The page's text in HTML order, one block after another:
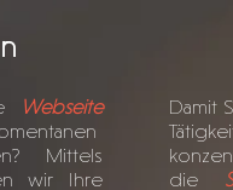
Webseite
Mittels
wir Ihre
Damit
die